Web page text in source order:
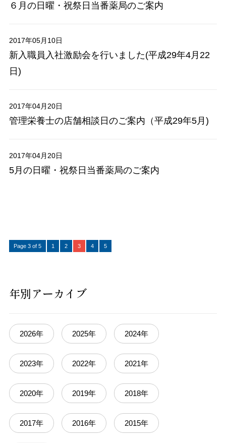
６月の日曜・祝祭日当番薬局のご案内
2017年05月10日
新入職員入社激励会を行いました(平成29年4月22
日)
2017年04月20日
管理栄養士の店舗相談日のご案内（平成29年5月)
2017年04月20日
5月の日曜・祝祭日当番薬局のご案内
Page 3 of 5 1 2 3 4 5
年別アーカイブ
2026年 2025年 2024年
2023年 2022年 2021年
2020年 2019年 2018年
2017年 2016年 2015年